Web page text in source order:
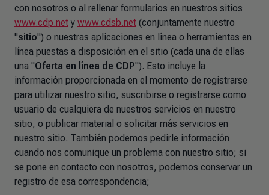
con nosotros o al rellenar formularios en nuestros sitios
www.cdp.net y www.cdsb.net (conjuntamente nuestro
"sitio") o nuestras aplicaciones en línea o herramientas en
línea puestas a disposición en el sitio (cada una de ellas
una "Oferta en línea de CDP"). Esto incluye la
información proporcionada en el momento de registrarse
para utilizar nuestro sitio, suscribirse o registrarse como
usuario de cualquiera de nuestros servicios en nuestro
sitio, o publicar material o solicitar más servicios en
nuestro sitio. También podemos pedirle información
cuando nos comunique un problema con nuestro sitio; si
se pone en contacto con nosotros, podemos conservar un
registro de esa correspondencia;